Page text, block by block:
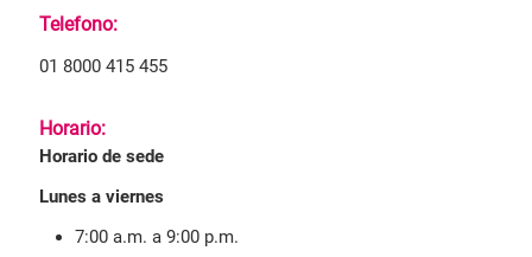
Telefono:
01 8000 415 455
Horario:
Horario de sede
Lunes a viernes
7:00 a.m. a 9:00 p.m.